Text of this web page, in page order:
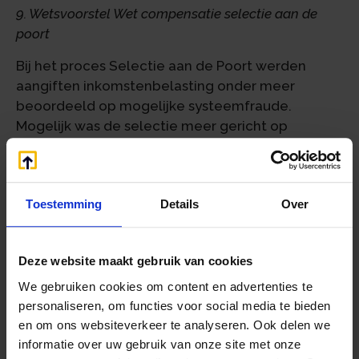
Toestemming Details Over
Deze website maakt gebruik van cookies
We gebruiken cookies om content en advertenties te
personaliseren, om functies voor social media te bieden
en om ons websiteverkeer te analyseren. Ook delen we
informatie over uw gebruik van onze site met onze
9. Wetsvoorstel Wet compensatie selectie aan de
poort
Bij het proces Selectie aan de Poort werden
aangiften inkomstenbelasting onder meer
beoordeeld op mogelijke systeemfraude.
Mogelijk was de selectie meer gericht op
fiscale risico’s. Deze aangiften zullen opnieuw
worden beoordeeld. Als de selectie op niet-
fiscale gronden heeft plaatsgevonden, wil het
kabinet de betreffende burger compenseren.
10. Wetsvoorstel Wet herwaardering
Met het wetsvoorstel wordt beoogd de financiële
prikkel voor ‘no-cure-no-pay’-bedrijven om
procedures te starten en voort te zetten met als